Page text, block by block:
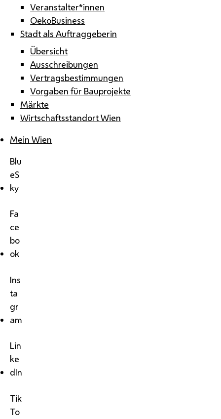
Veranstalter*innen
OekoBusiness
Stadt als Auftraggeberin
Übersicht
Ausschreibungen
Vertragsbestimmungen
Vorgaben für Bauprojekte
Märkte
Wirtschaftsstandort Wien
Mein Wien
Blu
eS
ky
Fa
ce
bo
ok
Ins
ta
gr
am
Lin
ke
dIn
Tik
To